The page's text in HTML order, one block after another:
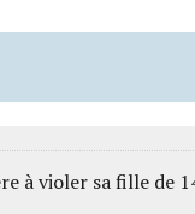
à violer sa fille de